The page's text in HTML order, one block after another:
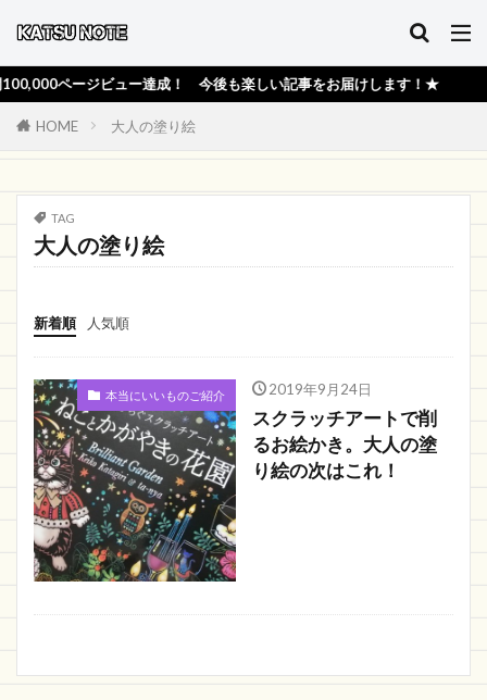
ページビュー達成！ 今後も楽しい記事をお届けします！★
HOME 大人の塗り絵
TAG
大人の塗り絵
新着順 人気順
本当にいいものご紹介 2019年9月24日
スクラッチアートで削
るお絵かき。大人の塗
り絵の次はこれ！